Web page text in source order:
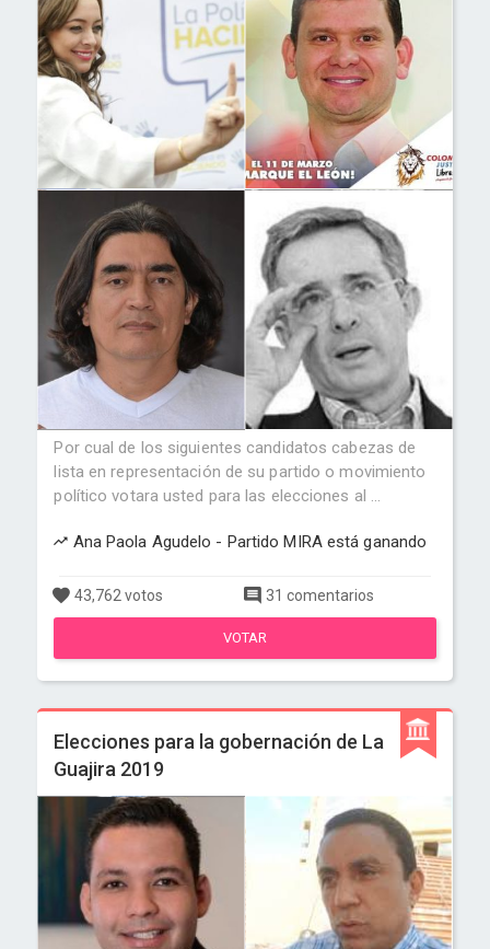
Por cual de los siguientes candidatos cabezas de
lista en representación de su partido o movimiento
político votara usted para las elecciones al ...
Ana Paola Agudelo - Partido MIRA está ganando
43,762 votos 31 comentarios
VOTAR
Elecciones para la gobernación de La
Guajira 2019